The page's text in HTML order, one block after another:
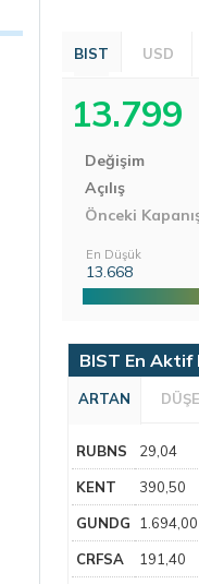
BIST USD
13.799
Değişim
Açılış
Önceki
En Düşük
13.668
BIST En Aktif
ARTAN
RUBNS 29,04
KENT 390,50
GUNDG 1.694,00
CRFSA 191,40